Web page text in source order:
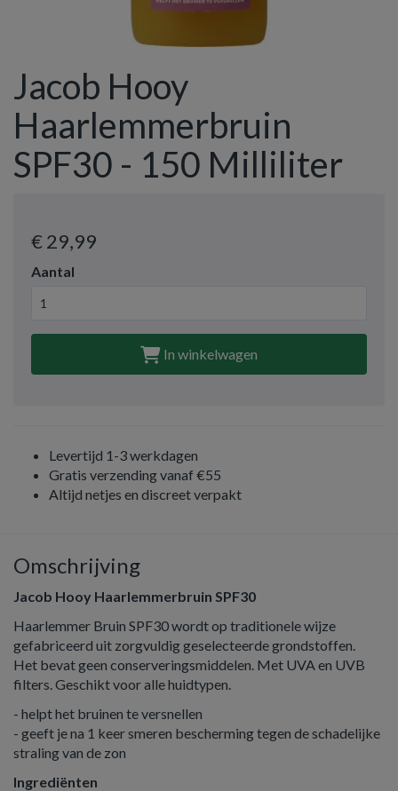
Jacob Hooy
Haarlemmerbruin
SPF30 - 150 Milliliter
€ 29,99
Aantal
In winkelwagen
Levertijd 1-3 werkdagen
Gratis verzending vanaf €55
Altijd netjes en discreet verpakt
Omschrijving
Jacob Hooy Haarlemmerbruin SPF30
Haarlemmer Bruin SPF30 wordt op traditionele wijze
gefabriceerd uit zorgvuldig geselecteerde grondstoffen.
Het bevat geen conserveringsmiddelen. Met UVA en UVB
filters. Geschikt voor alle huidtypen.
- helpt het bruinen te versnellen
- geeft je na 1 keer smeren bescherming tegen de schadelijke
straling van de zon
Ingrediënten